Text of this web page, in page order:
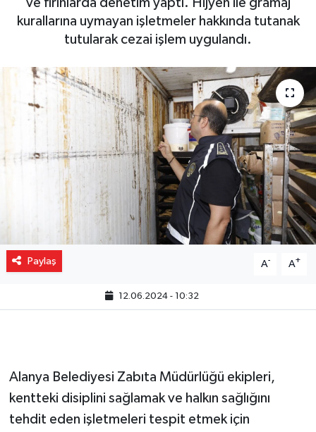
ve fırınlarda denetim yaptı. Hijyen ile gramaj
kurallarına uymayan işletmeler hakkında tutanak
tutularak cezai işlem uygulandı.
Paylaş A- A+
12.06.2024 - 10:32
Alanya Belediyesi Zabıta Müdürlüğü ekipleri,
kentteki disiplini sağlamak ve halkın sağlığını
tehdit eden işletmeleri tespit etmek için
Gizlilik İlkeleri - Privacy Policy
Güncel
Gündem
Politika
Spor
Turizm